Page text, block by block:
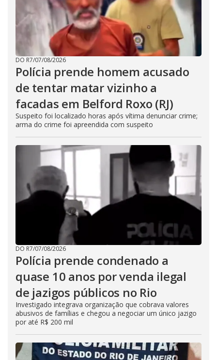
DO R7/07/08/2026
Polícia prende homem acusado
de tentar matar vizinho a
facadas em Belford Roxo (RJ)
Suspeito foi localizado horas após vítima denunciar crime;
arma do crime foi apreendida com suspeito
DO R7/07/08/2026
Polícia prende condenado a
quase 10 anos por venda ilegal
de jazigos públicos no Rio
Investigado integrava organização que cobrava valores
abusivos de famílias e chegou a negociar um único jazigo
por até R$ 200 mil